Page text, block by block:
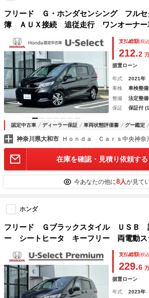
フリード Ｇ・ホンダセンシング フル
簿 ＡＵＸ接続 追従走行 ワンオーナー
ク ＬＫＡ スマキー セキュリティ 横
バックモニター Ｂｌｕｅｔｏｏｔｈ Ｓ
支払総額(税
212.2
据置ローン
年式 2021年
車検
車検整
整備
法定整
保証
保証付
認定中古車 ディーラー保証 車両状態評価書 グー鑑定
神奈川県大和市
在庫を確認・見積り依頼する
今あなたの他に8人が見て
ホンダ
フリード Ｇブラックスタイル ＵＳＢ
ー シートヒータ キーフリー 両電動ス
エアコン 三列シート クルコン ＬＥＤ
Ｃ ドラレコ付き アイドリングストップ
支払総額(税
229.6
据置ローン
年式 2023年